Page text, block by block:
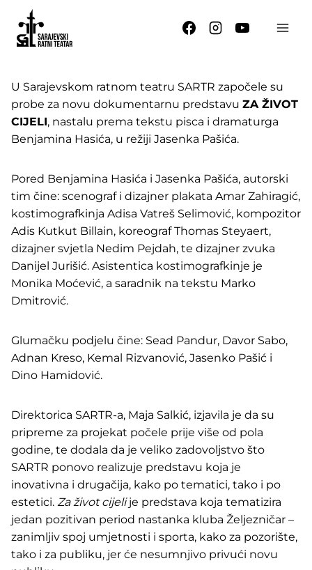
content
U Sarajevskom ratnom teatru SARTR započele su
probe za novu dokumentarnu predstavu ZA ŽIVOT
CIJELI, nastalu prema tekstu pisca i dramaturga
Benjamina Hasića, u režiji Jasenka Pašića.
Pored Benjamina Hasića i Jasenka Pašića, autorski
tim čine: scenograf i dizajner plakata Amar Zahiragić,
kostimografkinja Adisa Vatreš Selimović, kompozitor
Adis Kutkut Billain, koreograf Thomas Steyaert,
dizajner svjetla Nedim Pejdah, te dizajner zvuka
Danijel Jurišić. Asistentica kostimografkinje je
Monika Moćević, a saradnik na tekstu Marko
Dmitrović.
Glumačku podjelu čine: Sead Pandur, Davor Sabo,
Adnan Kreso, Kemal Rizvanović, Jasenko Pašić i
Dino Hamidović.
Direktorica SARTR-a, Maja Salkić, izjavila je da su
pripreme za projekat počele prije više od pola
godine, te dodala da je veliko zadovoljstvo što
SARTR ponovo realizuje predstavu koja je
inovativna i drugačija, kako po tematici, tako i po
estetici. Za život cijelije predstava koja tematizira
jedan pozitivan period nastanka kluba Željezničar –
zanimljiv spoj umjetnosti i sporta, kako za pozorište,
tako i za publiku, jer će nesumnjivo privući novu